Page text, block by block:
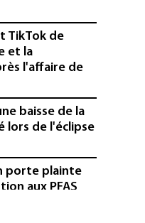
TikTok de
et la
l'affaire de
baisse de la
lors de l'éclipse
porte plainte
aux PFAS
fin juillet, la